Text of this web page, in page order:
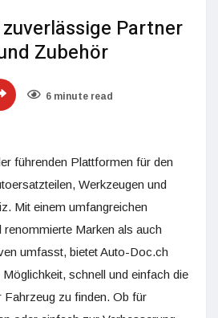
Partner
Zubehör
6 minute read
führenden Plattformen für den
Werkzeugen und
Mit einem umfangreichen
Marken als auch
umfasst, bietet Auto-Doc.ch
schnell und einfach die
Fahrzeug zu finden. Ob für